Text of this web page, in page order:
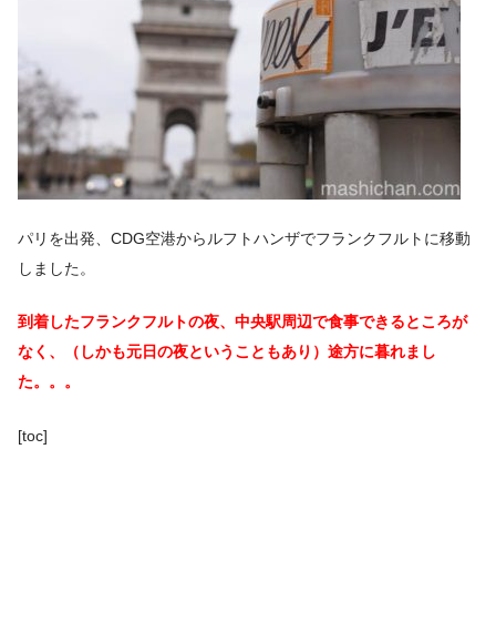
パリを出発、CDG空港からルフトハンザでフランクフルトに移動
しました。
到着したフランクフルトの夜、中央駅周辺で食事できるところが
なく、（しかも元日の夜ということもあり）途方に暮れまし
た。。。
[toc]